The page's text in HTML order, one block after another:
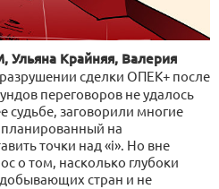
Крайняя, Валерия
сделки ОПЕК+ после
переговоров не удалось
судьбе, заговорили многие
на
точки над «i». Но вне
о том, насколько глубоки
стран и не